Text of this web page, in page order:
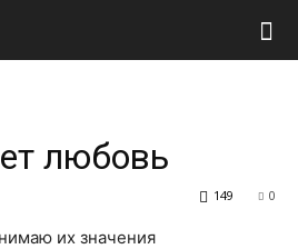
любовь
0
149
их значения